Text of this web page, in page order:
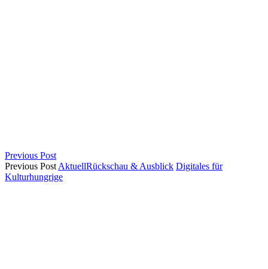
Previous Post
Previous Post AktuellRückschau & Ausblick Digitales für
Kulturhungrige